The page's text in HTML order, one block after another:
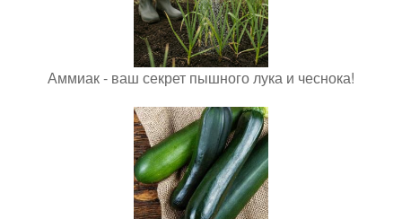
Аммиак - ваш секрет пышного лука и чеснока!